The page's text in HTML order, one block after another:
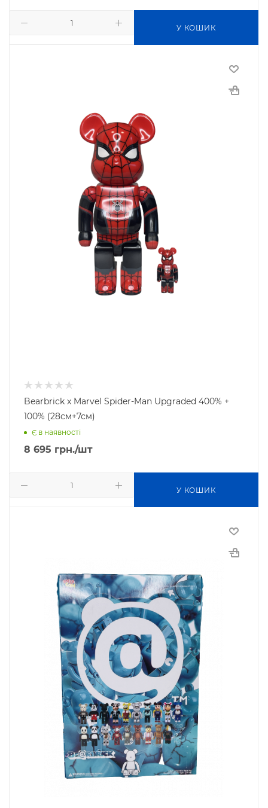
У КОШИК
Bearbrick x Marvel Spider-Man Upgraded 400% +
100% (28см+7см)
Є в наявності
8 695 грн./шт
У КОШИК